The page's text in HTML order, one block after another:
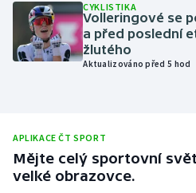
Parasport
Plavání
Ragby
Rychlobruslení
CYKLISTIKA
Volleringové se
a před poslední
žlutého
Aktualizováno před 5 hod
APLIKACE ČT SPORT
Mějte celý sportovní
velké obrazovce.